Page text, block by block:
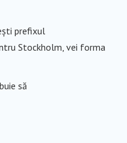
prefixul
Stockholm, vei forma
să